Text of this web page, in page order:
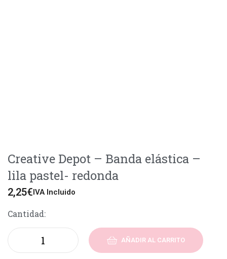
Creative Depot – Banda elástica –
lila pastel- redonda
2,25€IVA Incluido
Cantidad:
AÑADIR AL CARRITO